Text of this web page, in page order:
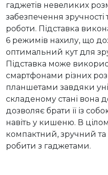
гаджетів невеликих
забезпечення зручності
роботи. Підставка
6 режимів нахилу, що
оптимальний кут для
Підставка може
смартфонами різних
планшетами завдяки
складеному стані вона
дозволяє брати її із
навіть у кишеню. В
компактний, зручний
робити з гаджетами.